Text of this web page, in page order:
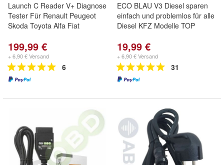
Launch C Reader V+ Diagnose
Tester Für Renault Peugeot
Skoda Toyota Alfa Fiat
199,99 €
+ 6,90 € Versand
6
ECO BLAU V3 Diesel sparen
einfach und problemlos für alle
Diesel KFZ Modelle TOP
19,99 €
+ 6,90 € Versand
31